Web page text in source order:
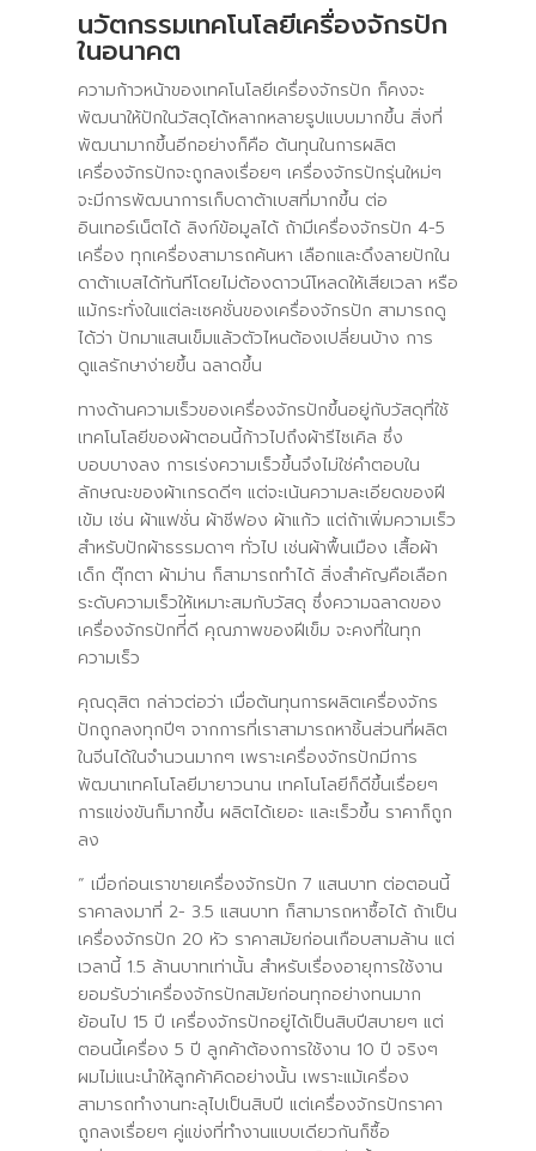
นวัตกรรมเทคโนโลยีเครื่องจักรปัก
ในอนาคต
ความก้าวหน้าของเทคโนโลยีเครื่องจักรปัก ก็คงจะ
พัฒนาให้ปักในวัสดุได้หลากหลายรูปแบบมากขึ้น สิ่งที่
พัฒนามากขึ้นอีกอย่างก็คือ ต้นทุนในการผลิต
เครื่องจักรปักจะถูกลงเรื่อยๆ เครื่องจักรปักรุ่นใหม่ๆ
จะมีการพัฒนาการเก็บดาต้าเบสที่มากขึ้น ต่อ
อินเทอร์เน็ตได้ ลิงก์ข้อมูลได้ ถ้ามีเครื่องจักรปัก 4-5
เครื่อง ทุกเครื่องสามารถค้นหา เลือกและดึงลายปักใน
ดาต้าเบสได้ทันทีโดยไม่ต้องดาวน์โหลดให้เสียเวลา หรือ
แม้กระทั่งในแต่ละเซคชั่นของเครื่องจักรปัก สามารถดู
ได้ว่า ปักมาแสนเข็มแล้วตัวไหนต้องเปลี่ยนบ้าง การ
ดูแลรักษาง่ายขึ้น ฉลาดขึ้น
ทางด้านความเร็วของเครื่องจักรปักขึ้นอยู่กับวัสดุที่ใช้
เทคโนโลยีของผ้าตอนนี้ก้าวไปถึงผ้ารีไซเคิล ซึ่ง
บอบบางลง การเร่งความเร็วขึ้นจึงไม่ใช่คำตอบใน
ลักษณะของผ้าเกรดดีๆ แต่จะเน้นความละเอียดของฝี
เข้ม เช่น ผ้าแฟชั่น ผ้าชีฟอง ผ้าแก้ว แต่ถ้าเพิ่มความเร็ว
สำหรับปักผ้าธรรมดาๆ ทั่วไป เช่นผ้าพื้นเมือง เสื้อผ้า
เด็ก ตุ๊กตา ผ้าม่าน ก็สามารถทำได้ สิ่งสำคัญคือเลือก
ระดับความเร็วให้เหมาะสมกับวัสดุ ซึ่งความฉลาดของ
เครื่องจักรปักที่ีดี คุณภาพของฝีเข็ม จะคงที่ในทุก
ความเร็ว
คุณดุสิต กล่าวต่อว่า เมื่อต้นทุนการผลิตเครื่องจักร
ปักถูกลงทุกปีๆ จากการที่เราสามารถหาชิ้นส่วนที่ผลิต
ในจีนได้ในจำนวนมากๆ เพราะเครื่องจักรปักมีการ
พัฒนาเทคโนโลยีมายาวนาน เทคโนโลยีก็ดีขึ้นเรื่อยๆ
การแข่งขันก็มากขึ้น ผลิตได้เยอะ และเร็วขึ้น ราคาก็ถูก
ลง
“ เมื่อก่อนเราขายเครื่องจักรปัก 7 แสนบาท ต่อตอนนี้
ราคาลงมาที่ 2- 3.5 แสนบาท ก็สามารถหาซื้อได้ ถ้าเป็น
เครื่องจักรปัก 20 หัว ราคาสมัยก่อนเกือบสามล้าน แต่
เวลานี้ 1.5 ล้านบาทเท่านั้น สำหรับเรื่องอายุการใช้งาน
ยอมรับว่าเครื่องจักรปักสมัยก่อนทุกอย่างทนมาก
ย้อนไป 15 ปี เครื่องจักรปักอยู่ได้เป็นสิบปีสบายๆ แต่
ตอนนี้เครื่อง 5 ปี ลูกค้าต้องการใช้งาน 10 ปี จริงๆ
ผมไม่แนะนำให้ลูกค้าคิดอย่างนั้น เพราะแม้เครื่อง
สามารถทำงานทะลุไปเป็นสิบปี แต่เครื่องจักรปักราคา
ถูกลงเรื่อยๆ คู่แข่งที่ทำงานแบบเดียวกันก็ซื้อ